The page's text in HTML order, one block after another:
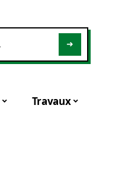
Travaux